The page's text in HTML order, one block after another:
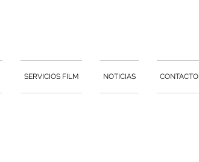
SERVICIOS FILM NOTICIAS CONTACTO